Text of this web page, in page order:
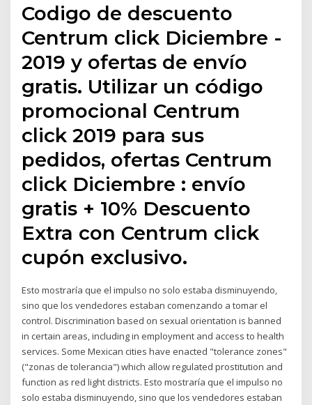
Codigo de descuento
Centrum click Diciembre -
2019 y ofertas de envío
gratis. Utilizar un código
promocional Centrum
click 2019 para sus
pedidos, ofertas Centrum
click Diciembre : envío
gratis + 10% Descuento
Extra con Centrum click
cupón exclusivo.
Esto mostraría que el impulso no solo estaba disminuyendo,
sino que los vendedores estaban comenzando a tomar el
control. Discrimination based on sexual orientation is banned
in certain areas, including in employment and access to health
services. Some Mexican cities have enacted "tolerance zones"
("zonas de tolerancia") which allow regulated prostitution and
function as red light districts. Esto mostraría que el impulso no
solo estaba disminuyendo, sino que los vendedores estaban